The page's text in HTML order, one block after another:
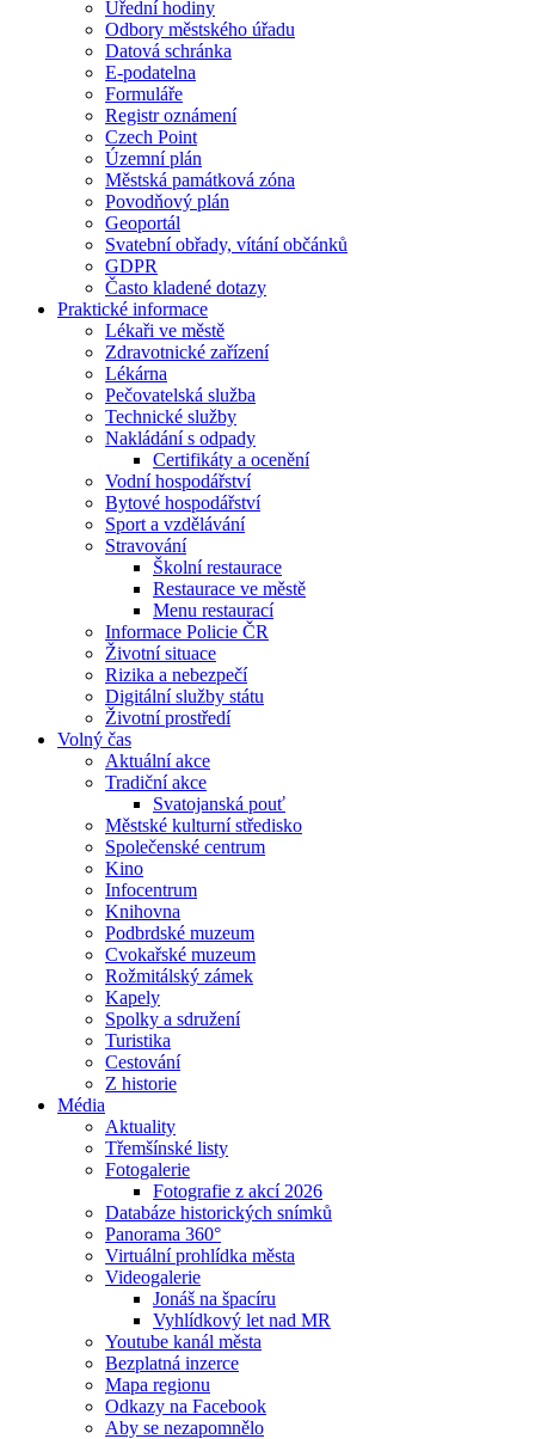
Úřední hodiny
Odbory městského úřadu
Datová schránka
E-podatelna
Formuláře
Registr oznámení
Czech Point
Územní plán
Městská památková zóna
Povodňový plán
Geoportál
Svatební obřady, vítání občánků
GDPR
Často kladené dotazy
Praktické informace
Lékaři ve městě
Zdravotnické zařízení
Lékárna
Pečovatelská služba
Technické služby
Nakládání s odpady
Certifikáty a ocenění
Vodní hospodářství
Bytové hospodářství
Sport a vzdělávání
Stravování
Školní restaurace
Restaurace ve městě
Menu restaurací
Informace Policie ČR
Životní situace
Rizika a nebezpečí
Digitální služby státu
Životní prostředí
Volný čas
Aktuální akce
Tradiční akce
Svatojanská pouť
Městské kulturní středisko
Společenské centrum
Kino
Infocentrum
Knihovna
Podbrdské muzeum
Cvokařské muzeum
Rožmitálský zámek
Kapely
Spolky a sdružení
Turistika
Cestování
Z historie
Média
Aktuality
Třemšínské listy
Fotogalerie
Fotografie z akcí 2026
Databáze historických snímků
Panorama 360°
Virtuální prohlídka města
Videogalerie
Jonáš na špacíru
Vyhlídkový let nad MR
Youtube kanál města
Bezplatná inzerce
Mapa regionu
Odkazy na Facebook
Aby se nezapomnělo